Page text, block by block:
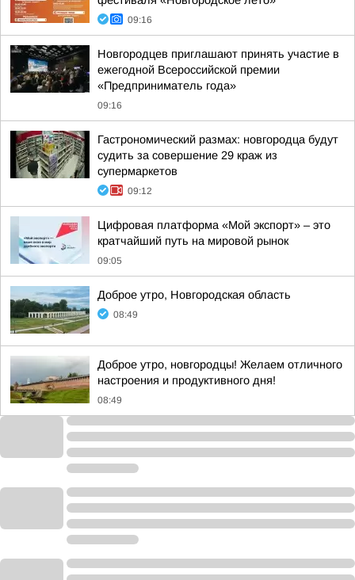
09:16
Новгородцев приглашают принять участие в
ежегодной Всероссийской премии
«Предприниматель года»
09:16
Гастрономический размах: новгородца будут
судить за совершение 29 краж из
супермаркетов
09:12
Цифровая платформа «Мой экспорт» – это
кратчайший путь на мировой рынок
09:05
Доброе утро, Новгородская область
08:49
Доброе утро, новгородцы! Желаем отличного
настроения и продуктивного дня!
08:49